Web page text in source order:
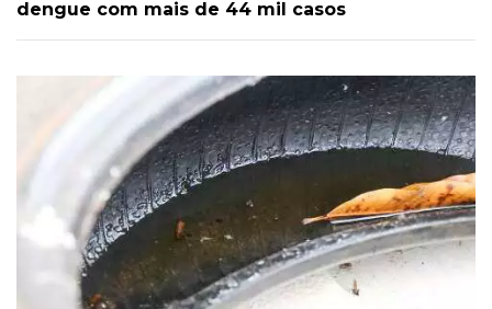
dengue com mais de 44 mil casos